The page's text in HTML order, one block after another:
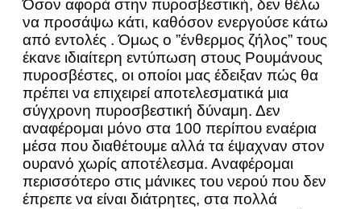
Όσον αφορά στην πυροσβεστική, δεν θέλω
να προσάψω κάτι, καθόσον ενεργούσε κάτω
από εντολές . Όμως ο ”ένθερμος ζήλος” τους
έκανε ιδιαίτερη εντύπωση στους Ρουμάνους
πυροσβέστες, οι οποίοι μας έδειξαν πώς θα
πρέπει να επιχειρεί αποτελεσματικά μια
σύγχρονη πυροσβεστική δύναμη. Δεν
αναφέρομαι μόνο στα 100 περίπου εναέρια
μέσα που διαθέτουμε αλλά τα έψαχναν στον
ουρανό χωρίς αποτέλεσμα. Αναφέρομαι
περισσότερο στις μάνικες του νερού που δεν
έπρεπε να είναι διάτρητες, στα πολλά